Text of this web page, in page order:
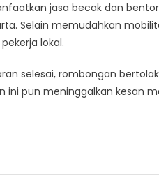
jasa becak dan
Selain memudahkan
lokal.
selesai, rombongan
ini pun meninggalkan kesan